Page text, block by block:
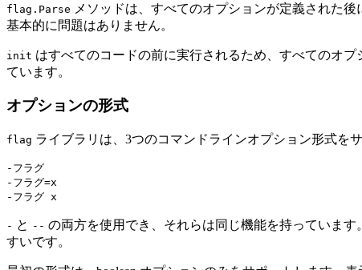
flag.Parse メソッドは、すべてのオプションが定義された後
基本的に問題はありません。
init はすべてのコードの前に実行されるため、すべてのオプ
ています。
オプションの形式
flag ライブラリは、3つのコマンドラインオプション形式を
-フラグ
-フラグ=x
- と -- の両方を使用でき、それらは同じ機能を持っています
すいです。